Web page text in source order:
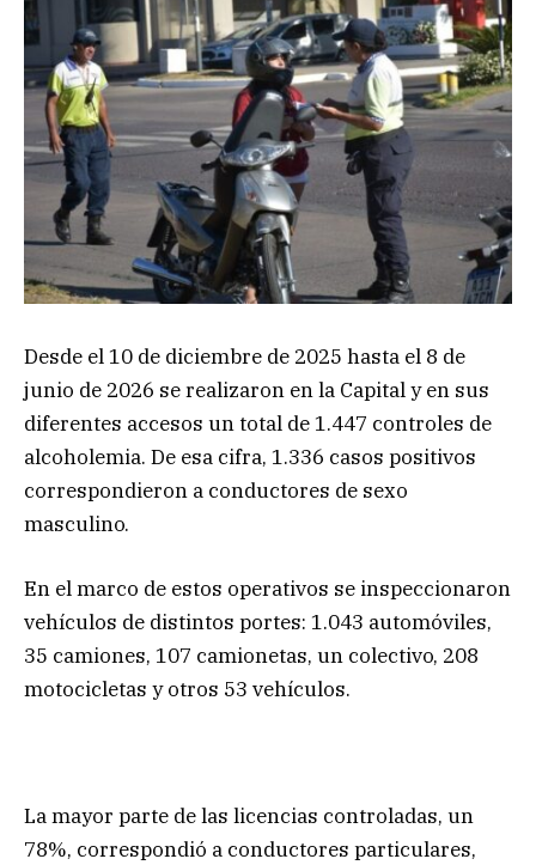
Desde el 10 de diciembre de 2025 hasta el 8 de
junio de 2026 se realizaron en la Capital y en sus
diferentes accesos un total de 1.447 controles de
alcoholemia. De esa cifra, 1.336 casos positivos
correspondieron a conductores de sexo
masculino.
En el marco de estos operativos se inspeccionaron
vehículos de distintos portes: 1.043 automóviles,
35 camiones, 107 camionetas, un colectivo, 208
motocicletas y otros 53 vehículos.
La mayor parte de las licencias controladas, un
78%, correspondió a conductores particulares,